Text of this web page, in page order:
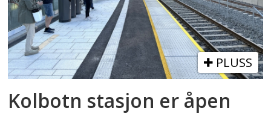
PLUSS
Kolbotn stasjon er åpen